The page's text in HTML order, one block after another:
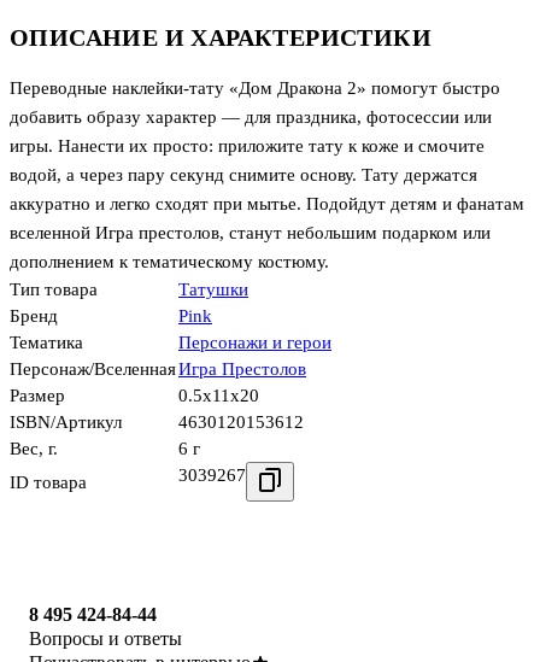
ОПИСАНИЕ И ХАРАКТЕРИСТИКИ
Переводные наклейки-тату «Дом Дракона 2» помогут быстро
добавить образу характер — для праздника, фотосессии или
игры. Нанести их просто: приложите тату к коже и смочите
водой, а через пару секунд снимите основу. Тату держатся
аккуратно и легко сходят при мытье. Подойдут детям и фанатам
вселенной Игра престолов, станут небольшим подарком или
дополнением к тематическому костюму.
Тип товара
Татушки
Бренд
Pink
Тематика
Персонажи и герои
Персонаж/ВселеннаяИгра Престолов
Размер
0.5x11x20
ISBN/Артикул
4630120153612
Вес, г.
6 г
ID товара
3039267
8 495 424-84-44
Вопросы и ответы